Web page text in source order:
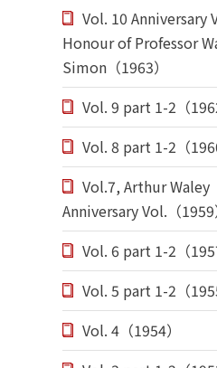
Vol. 10 Anniversary
Honour of Professor
Simon（1963）
Vol. 9 part 1-2（
Vol. 8 part 1-2（
Vol.7, Arthur Waley
Anniversary Vol.（1959
Vol. 6 part 1-2（
Vol. 5 part 1-2（
Vol. 4（1954）